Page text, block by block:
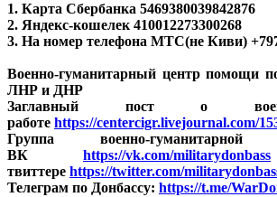
1. Карта Сбербанка 5469380039842876
2. Яндекс-кошелек 410012273300268
3. На номер телефона МТС(не Киви)
Военно-гуманитарный центр помощи
ЛНР и ДНР
Заглавный пост о военно-
работе https://centercigr.livejournal.com/
Группа военно-
ВК https://vk.com/militarydonbass
твиттере https://twitter.com/
Телеграм по Донбассу: https://t.me/